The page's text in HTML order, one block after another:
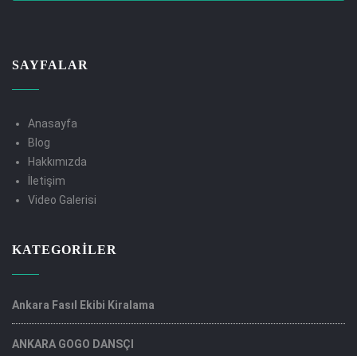
SAYFALAR
Anasayfa
Blog
Hakkımızda
İletişim
Video Galerisi
KATEGORILER
Ankara Fasıl Ekibi Kiralama
ANKARA GOGO DANSÇI